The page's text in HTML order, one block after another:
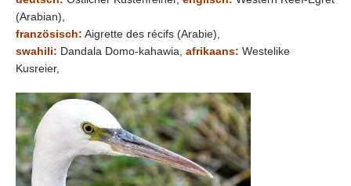
(Arabian),
französisch: Aigrette des récifs (Arabie),
swahili: Dandala Domo-kahawia, afrikaans: Westelike
Kusreier,